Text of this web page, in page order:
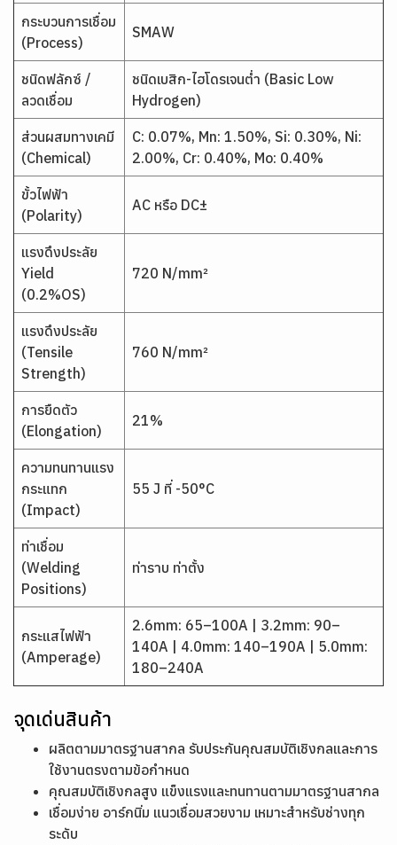
กระบวนการเชื่อม
(Process)
SMAW
ชนิดฟลักซ์ /
ลวดเชื่อม
ชนิดเบสิก-ไฮโดรเจนต่ำ (Basic Low
Hydrogen)
ส่วนผสมทางเคมี
(Chemical)
C: 0.07%, Mn: 1.50%, Si: 0.30%, Ni:
2.00%, Cr: 0.40%, Mo: 0.40%
ขั้วไฟฟ้า
(Polarity)
AC หรือ DC±
แรงดึงประลัย
Yield
(0.2%OS)
720 N/mm²
แรงดึงประลัย
(Tensile
Strength)
760 N/mm²
การยืดตัว
(Elongation)
21%
ความทนทานแรง
กระแทก
(Impact)
55 J ที่ -50°C
ท่าเชื่อม
(Welding
Positions)
ท่าราบ ท่าตั้ง
กระแสไฟฟ้า
(Amperage)
2.6mm: 65–100A | 3.2mm: 90–
140A | 4.0mm: 140–190A | 5.0mm:
180–240A
จุดเด่นสินค้า
ผลิตตามมาตรฐานสากล รับประกันคุณสมบัติเชิงกลและการ
ใช้งานตรงตามข้อกำหนด
คุณสมบัติเชิงกลสูง แข็งแรงและทนทานตามมาตรฐานสากล
เชื่อมง่าย อาร์กนิ่ม แนวเชื่อมสวยงาม เหมาะสำหรับช่างทุก
ระดับ